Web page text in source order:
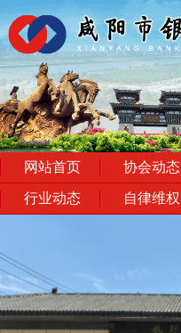
网站首页 协会动态
行业动态 自律维权